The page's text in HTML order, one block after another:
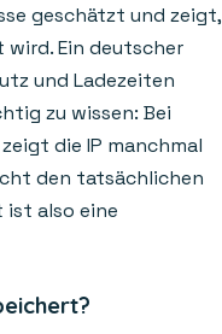
geschätzt und zeigt,
Ein deutscher
und Ladezeiten
zu wissen: Bei
die IP manchmal
den tatsächlichen
ist also eine